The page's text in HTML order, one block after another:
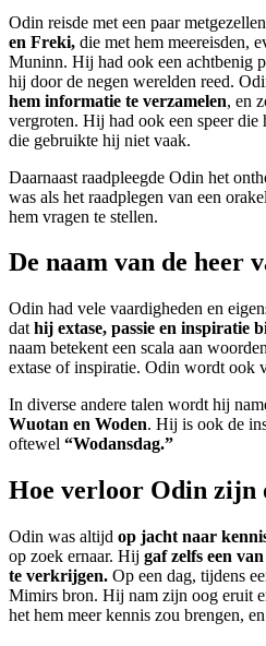
Odin reisde met een paar
en Freki, die met hem meereisden,
Muninn. Hij had ook een achtbenig
hij door de negen werelden reed.
hem informatie te verzamelen, en
vergroten. Hij had ook een speer
die gebruikte hij niet vaak.
Daarnaast raadpleegde Odin het
was als het raadplegen van een
hem vragen te stellen.
De naam van de heer
Odin had vele vaardigheden en
dat hij extase, passie en inspiratie
naam betekent een scala aan
extase of inspiratie. Odin wordt ook
In diverse andere talen wordt hij
Wuotan en Woden. Hij is ook de
oftewel “Wodansdag.”
Hoe verloor Odin zijn
Odin was altijd op jacht naar
op zoek ernaar. Hij gaf zelfs een
te verkrijgen. Op een dag, tijdens
Mimirs bron. Hij nam zijn oog eruit
het hem meer kennis zou brengen,